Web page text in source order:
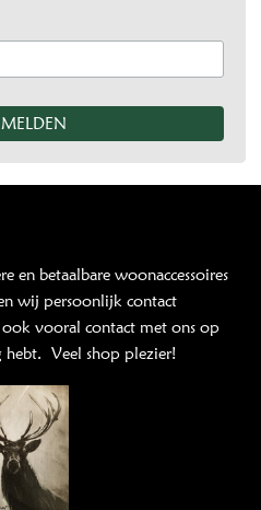
en betaalbare woonaccessoires
wij persoonlijk contact
vooral contact met ons op
hebt. Veel shop plezier!